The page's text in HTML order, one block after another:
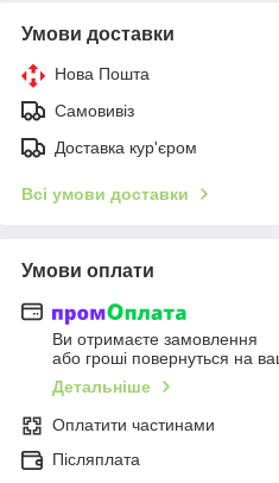
Умови доставки
Нова Пошта
Самовивіз
Доставка кур'єром
Всі умови доставки
Умови оплати
Ви отримаєте замовлення
або гроші повернуться на
Детальніше
Оплатити частинами
Післяплата